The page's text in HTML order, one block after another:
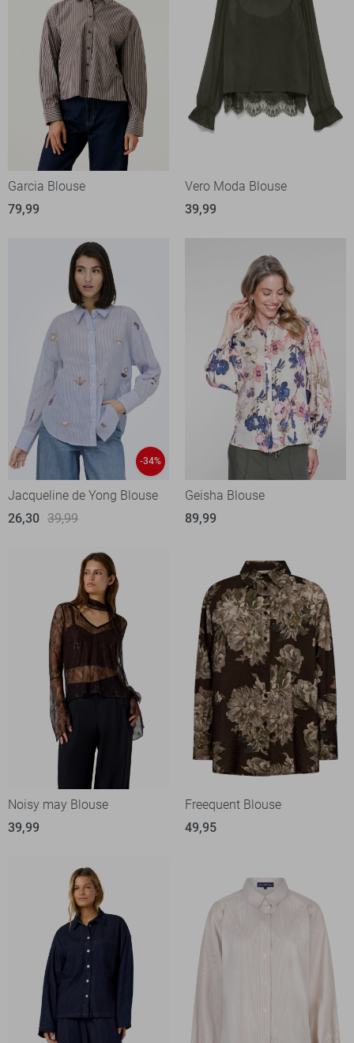
Garcia Blouse
79,99
Vero Moda Blouse
39,99
-34%
Jacqueline de Yong Blouse
26,30 39,99
Geisha Blouse
89,99
Noisy may Blouse
39,99
Freequent Blouse
49,95